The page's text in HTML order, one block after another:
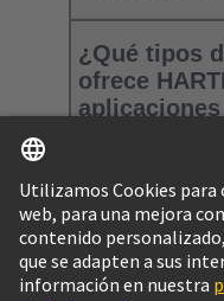
¿Qué tipos
ofrece
de
entornos
dinámicos?